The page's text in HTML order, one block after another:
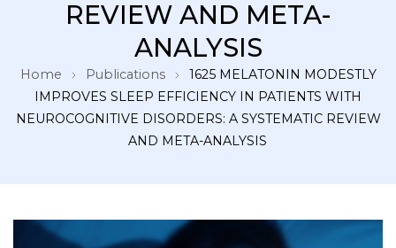
REVIEW AND META-
ANALYSIS
Home Publications
1625 MELATONIN MODESTLY
IMPROVES SLEEP EFFICIENCY IN PATIENTS WITH
NEUROCOGNITIVE DISORDERS: A SYSTEMATIC REVIEW
AND META-ANALYSIS